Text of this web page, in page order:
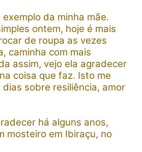
da minha mãe.
ontem, hoje é mais
de roupa as vezes
caminha com mais
assim, vejo ela agradecer
coisa que faz. Isto me
sobre resiliência, amor
há alguns anos,
mosteiro em Ibiraçu, no